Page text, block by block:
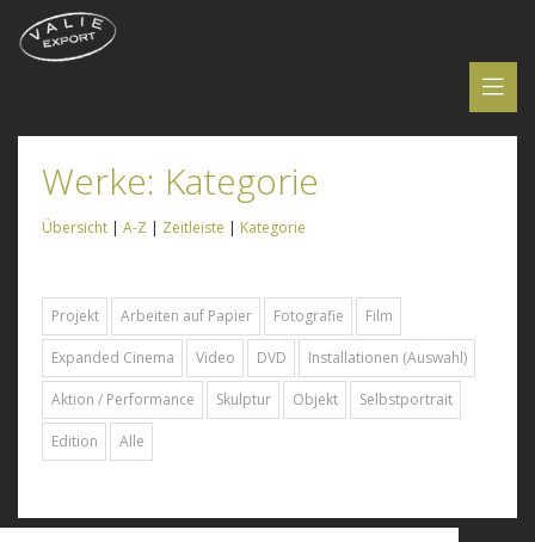
Werke: Kategorie
Übersicht | A-Z | Zeitleiste | Kategorie
Projekt Arbeiten auf Papier Fotografie Film
Expanded Cinema Video DVD Installationen (Auswahl)
Aktion / Performance Skulptur Objekt Selbstportrait
Edition Alle